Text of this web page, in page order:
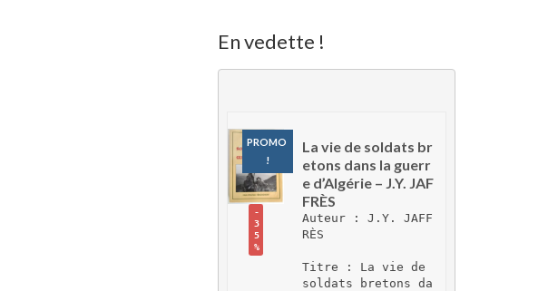
En vedette !
PROMO
!
-
3
5
%
La vie de soldats br
etons dans la guerr
e d’Algérie – J.Y. JAF
FRÈS
Auteur : J.Y. JAFF
RÈS
Titre : La vie de
soldats bretons da